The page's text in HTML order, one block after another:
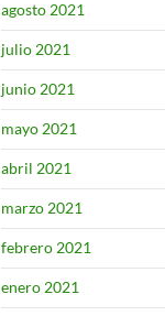
agosto 2021
julio 2021
junio 2021
mayo 2021
abril 2021
marzo 2021
febrero 2021
enero 2021